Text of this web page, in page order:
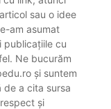
sau o idee
am asumat
publicațiile cu
Ne bucurăm
și suntem
de a cita sursa
și